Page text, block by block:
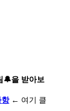
🔔을 받아보
항← 여기 클